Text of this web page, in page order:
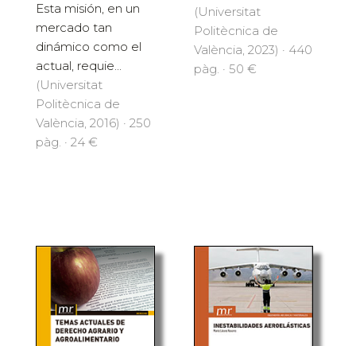
Esta misión, en un
mercado tan
dinámico como el
actual, requie...
(Universitat
Politècnica de
València, 2016) · 250
pàg. · 24 €
(Universitat
Politècnica de
València, 2023) · 440
pàg. · 50 €